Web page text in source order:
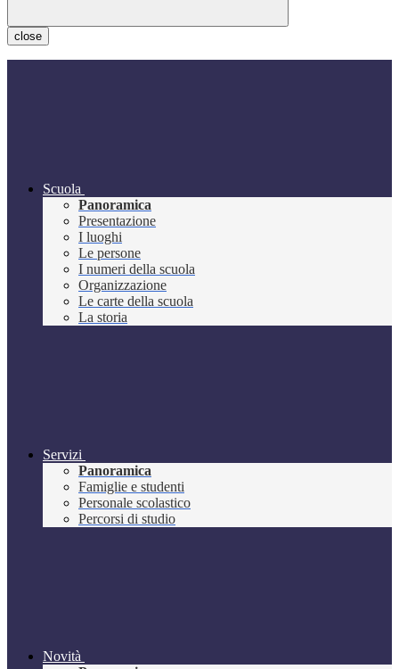
close
Scuola
Panoramica
Presentazione
I luoghi
Le persone
I numeri della scuola
Organizzazione
Le carte della scuola
La storia
Servizi
Panoramica
Famiglie e studenti
Personale scolastico
Percorsi di studio
Novità